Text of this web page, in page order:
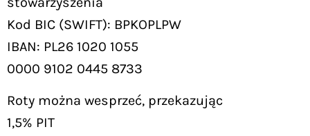
Kod BIC (SWIFT): BPKOPLPW
IBAN: PL26 1020 1055
0000 9102 0445 8733
Roty można wesprzeć, przekazując
1,5% PIT